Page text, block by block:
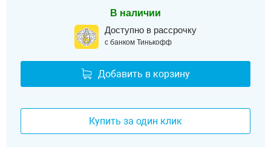
В наличии
Доступно в рассрочку
с банком Тинькофф
Добавить в корзину
Купить за один клик